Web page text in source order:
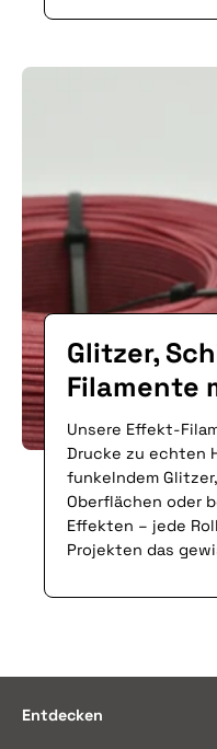
Glitzer,
Filamente
Unsere Effekt-
Drucke zu echten
funkelndem
Oberflächen oder
Effekten – jede
Projekten das
Entdecken